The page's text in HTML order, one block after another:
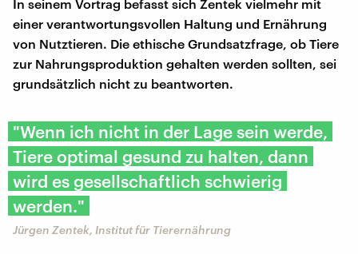
In seinem Vortrag befasst sich Zentek vielmehr mit
einer verantwortungsvollen Haltung und Ernährung
von Nutztieren. Die ethische Grundsatzfrage, ob Tiere
zur Nahrungsproduktion gehalten werden sollten, sei
grundsätzlich nicht zu beantworten.
"Wenn ich nicht in der Lage sein werde,
Tiere optimal gesund zu halten, dann
wird es gesellschaftlich schwierig
werden."
Jürgen Zentek, Institut für Tierernährung